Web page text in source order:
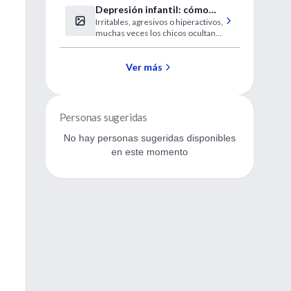
Depresión infantil: cómo
ocultan los chicos el bajón
Irritables, agresivos o hiperactivos,
muchas veces los chicos ocultan
violencia familiar y la falta de
Ver más
Personas sugeridas
No hay personas sugeridas disponibles
en este momento